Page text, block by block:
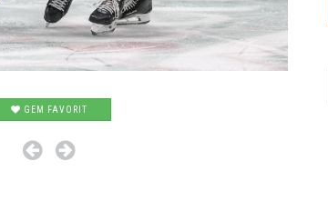
GEM FAVORIT